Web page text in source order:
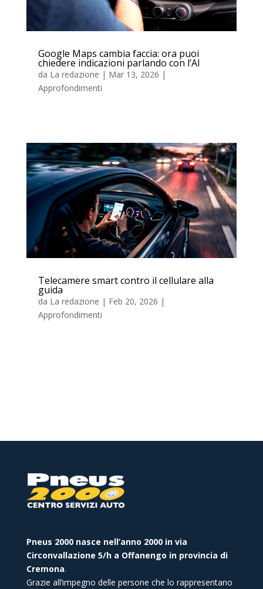
Google Maps cambia faccia: ora puoi
chiedere indicazioni parlando con l’AI
da La redazione | Mar 13, 2026 |
Approfondimenti
Telecamere smart contro il cellulare alla
guida
da La redazione | Feb 20, 2026 |
Approfondimenti
Pneus 2000 nasce nell’anno 2000 in via
Circonvallazione 5/h a Offanengo in provincia di
Cremona.
Grazie all’impegno delle persone che lo rappresentano